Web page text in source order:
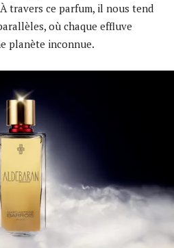
travers ce parfum, il nous tend
où chaque effluve
planète inconnue.